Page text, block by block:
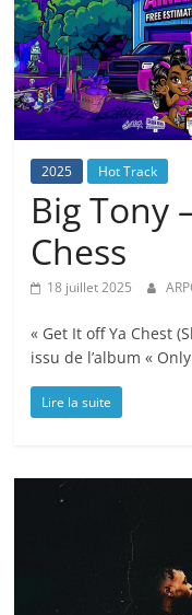
2025 Hot Track
Big Tony
Chess
18 juillet 2025
« Get It off Ya Chest
issu de l’album «
Lire la suite